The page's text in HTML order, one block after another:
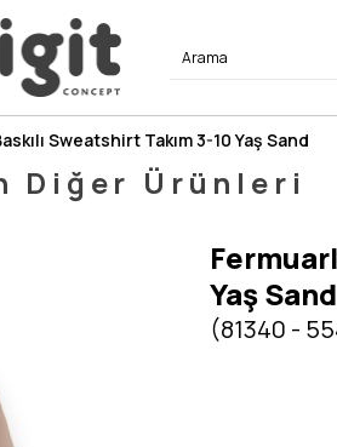
Sweatshirt Takım 3-10 Yaş Sand
Diğer Ürünleri
Yaş Sand
(81340 -